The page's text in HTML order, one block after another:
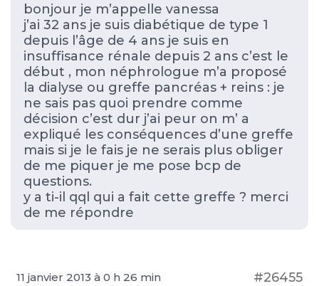
bonjour je m’appelle vanessa
j’ai 32 ans je suis diabétique de type 1
depuis l’âge de 4 ans je suis en
insuffisance rénale depuis 2 ans c’est le
début , mon néphrologue m’a proposé
la dialyse ou greffe pancréas + reins : je
ne sais pas quoi prendre comme
décision c’est dur j’ai peur on m’ a
expliqué les conséquences d’une greffe
mais si je le fais je ne serais plus obliger
de me piquer je me pose bcp de
questions.
y a ti-il qql qui a fait cette greffe ? merci
de me répondre
11 janvier 2013 à 0 h 26 min #26455